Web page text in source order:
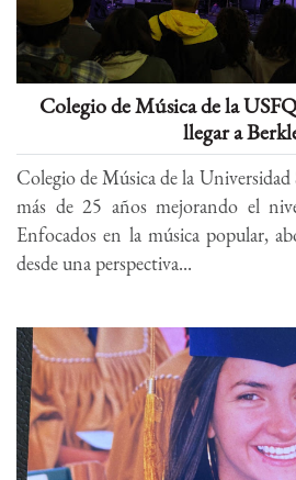
Colegio de Música de la
llegar a
Colegio de Música de la
más de 25 años mejorando el
Enfocados en la música popular,
desde una perspectiva...